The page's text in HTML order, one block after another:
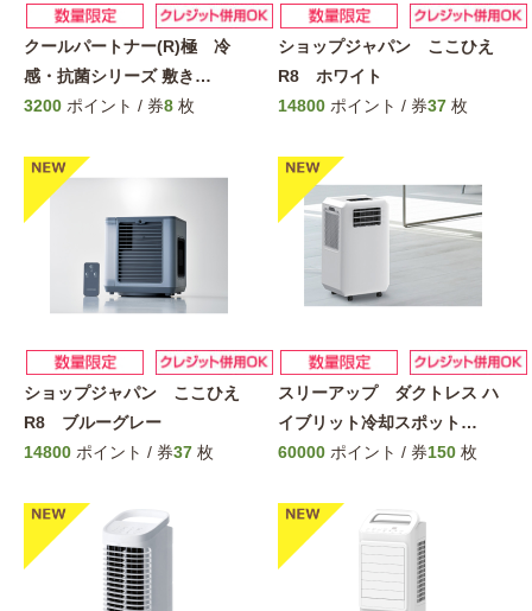
クールパートナー(R)極 冷
感・抗菌シリーズ 敷き…
3200 ポイント / 券8 枚
ショップジャパン ここひえ
R8 ホワイト
14800 ポイント / 券37 枚
ショップジャパン ここひえ
R8 ブルーグレー
14800 ポイント / 券37 枚
スリーアップ ダクトレス ハ
イブリット冷却スポット…
60000 ポイント / 券150 枚